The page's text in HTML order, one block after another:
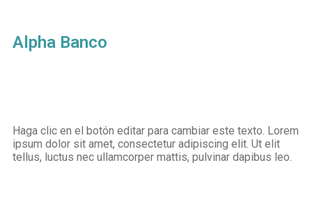
Alpha Banco
Haga clic en el botón editar para cambiar este texto. Lorem
ipsum dolor sit amet, consectetur adipiscing elit. Ut elit
tellus, luctus nec ullamcorper mattis, pulvinar dapibus leo.